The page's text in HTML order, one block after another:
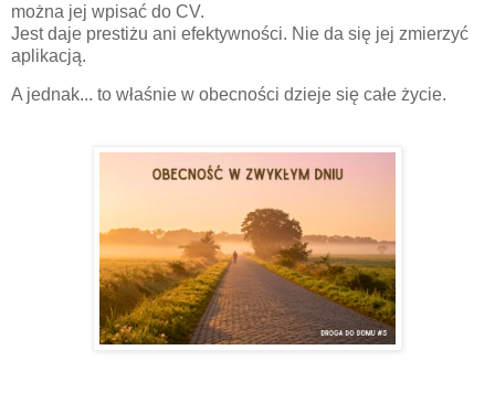
można jej wpisać do CV.
Jest daje prestiżu ani efektywności. Nie da się jej zmierzyć
aplikacją.
A jednak... to właśnie w obecności dzieje się całe życie.